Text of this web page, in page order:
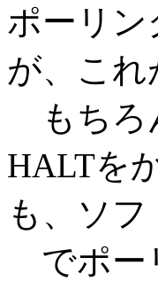
ポーリ
が、これ
もちろ
HALTを
も、ソ
でポー